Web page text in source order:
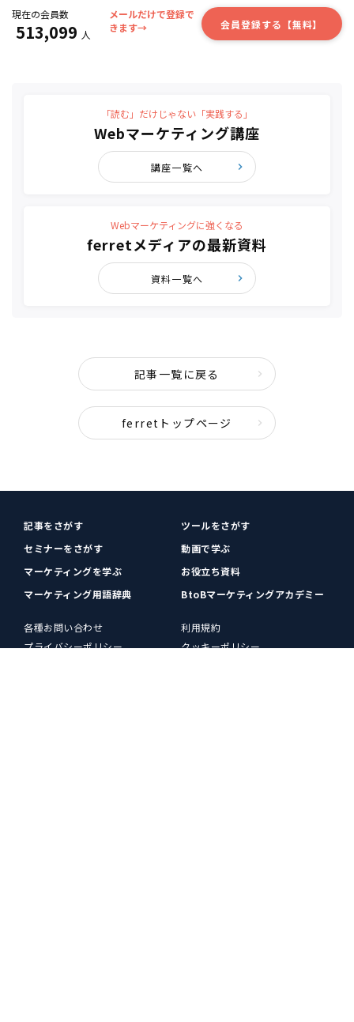
現在の会員数
513,099 人
メールだけで登録で
きます→
会員登録する【無料】
「読む」だけじゃない「実践する」
Webマーケティング講座
講座一覧へ
Webマーケティングに強くなる
ferretメディアの最新資料
資料一覧へ
記事一覧に戻る
ferretトップページ
記事をさがす
ツールをさがす
セミナーをさがす
動画で学ぶ
マーケティングを学ぶ
お役立ち資料
マーケティング用語辞典
BtoBマーケティングアカデミー
各種お問い合わせ
利用規約
プライバシーポリシー
クッキーポリシー